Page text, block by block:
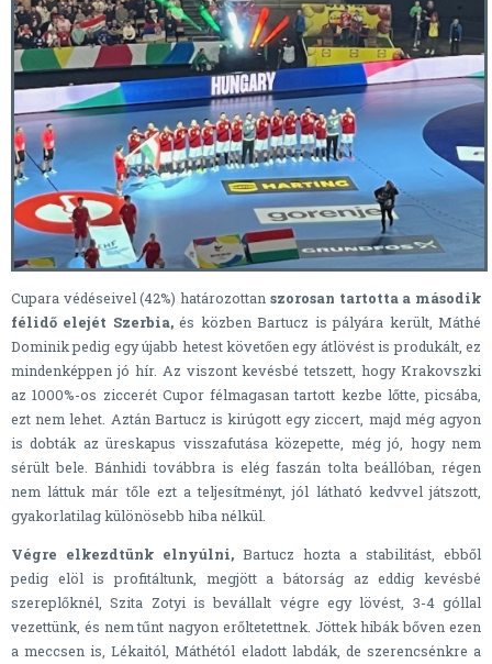
Cupara védéseivel (42%) határozottan szorosan tartotta a második
félidő elejét Szerbia,és közben Bartucz is pályára került, Máthé
Dominik pedig egy újabb hetest követően egy átlövést is produkált, ez
mindenképpen jó hír. Az viszont kevésbé tetszett, hogy Krakovszki
az 1000%-os ziccerét Cupor félmagasan tartott kezbe lőtte, picsába,
ezt nem lehet. Aztán Bartucz is kirúgott egy ziccert, majd még agyon
is dobták az üreskapus visszafutása közepette, még jó, hogy nem
sérült bele. Bánhidi továbbra is elég faszán tolta beállóban, régen
nem láttuk már tőle ezt a teljesítményt, jól látható kedvvel játszott,
gyakorlatilag különösebb hiba nélkül.
Végre elkezdtünk elnyúlni, Bartucz hozta a stabilitást, ebből
pedig elöl is profitáltunk, megjött a bátorság az eddig kevésbé
szereplőknél, Szita Zotyi is bevállalt végre egy lövést, 3-4 góllal
vezettünk, és nem tűnt nagyon erőltetettnek. Jöttek hibák bőven ezen
a meccsen is, Lékaitól, Máthétól eladott labdák, de szerencsénkre a